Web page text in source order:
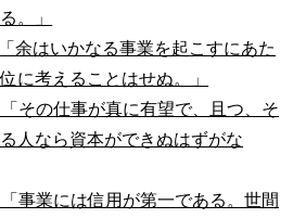
。」
余はいかなる事業を起こすにあた
に考えることはせぬ。」
その仕事が真に有望で、且つ、そ
人なら資本ができぬはずがな
事業には信用が第一である。世間